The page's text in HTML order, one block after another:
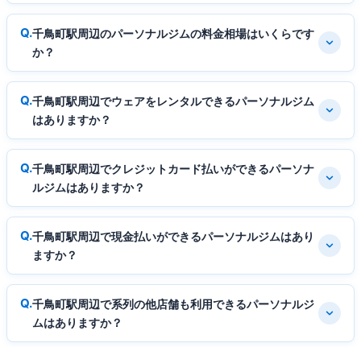
千鳥町駅周辺のパーソナルジムの料金相場はいくらです
か？
千鳥町駅周辺でウェアをレンタルできるパーソナルジム
はありますか？
千鳥町駅周辺でクレジットカード払いができるパーソナ
ルジムはありますか？
千鳥町駅周辺で現金払いができるパーソナルジムはあり
ますか？
千鳥町駅周辺で系列の他店舗も利用できるパーソナルジ
ムはありますか？